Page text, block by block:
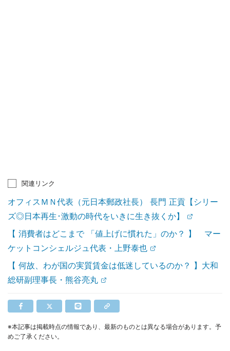
関連リンク
オフィスＭＮ代表（元日本郵政社長） 長門 正貢【シリー
ズ◎日本再生･激動の時代をいきに生き抜くか】
【 消費者はどこまで 「値上げに慣れた」のか？ 】 マー
ケットコンシェルジュ代表・上野泰也
【 何故、わが国の実質賃金は低迷しているのか？ 】大和
総研副理事長・熊谷亮丸
※本記事は掲載時点の情報であり、最新のものとは異なる場合があります。予
めご了承ください。